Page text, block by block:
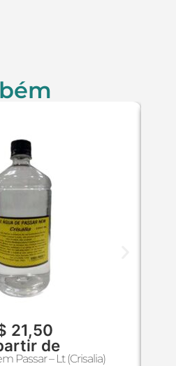
de
21,50
Passar – Lt (Crisalia)